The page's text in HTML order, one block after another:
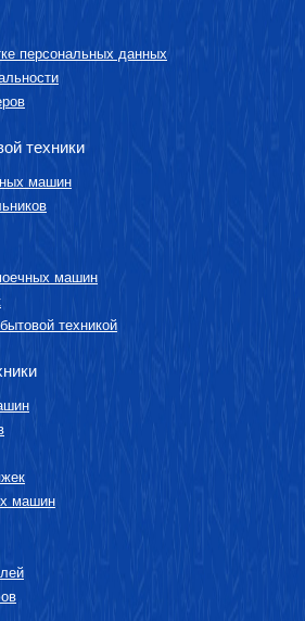
персональных данных
техники
машин
машин
техникой
машин